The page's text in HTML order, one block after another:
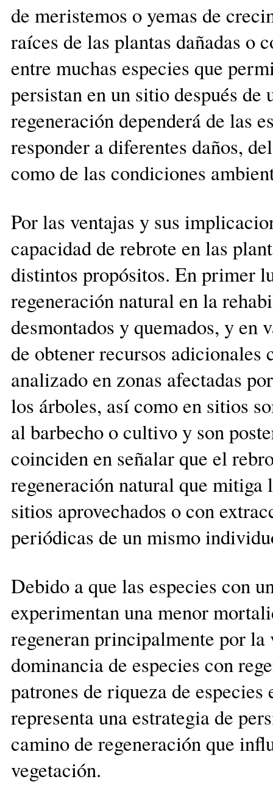
de meristemos o yemas de
raíces de las plantas dañadas o
entre muchas especies que
persistan en un sitio después
regeneración dependerá de las
responder a diferentes daños,
como de las condiciones
Por las ventajas y sus
capacidad de rebrote en las
distintos propósitos. En primer
regeneración natural en la
desmontados y quemados, y en
de obtener recursos
analizado en zonas afectadas
los árboles, así como en sitios
al barbecho o cultivo y son
coinciden en señalar que el
regeneración natural que mitiga
sitios aprovechados o con
periódicas de un mismo
Debido a que las especies con
experimentan una menor
regeneran principalmente por
dominancia de especies con
patrones de riqueza de
representa una estrategia de
camino de regeneración que
vegetación.